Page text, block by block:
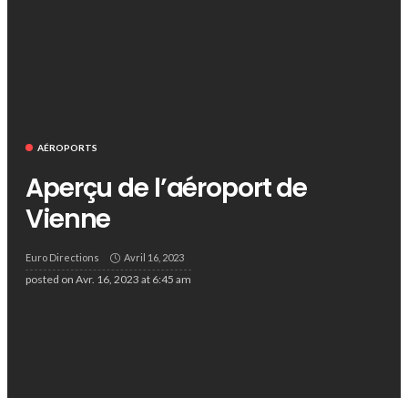
AÉROPORTS
Aperçu de l’aéroport de
Vienne
Euro Directions Avril 16, 2023
posted on Avr. 16, 2023 at 6:45 am